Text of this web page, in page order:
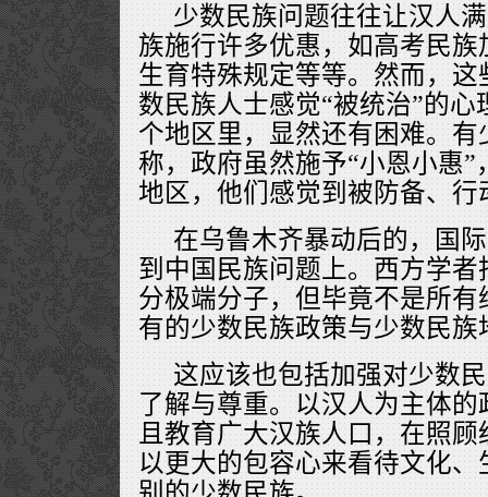
少数民族问题往往让汉人
族施行许多优惠，如高考民
生育特殊规定等等。然而，
数民族人士感觉“被统治”的
个地区里，显然还有困难。
称，政府虽然施予“小恩小惠
地区，他们感觉到被防备、行
在乌鲁木齐暴动后的，国
到中国民族问题上。西方学
分极端分子，但毕竟不是所
有的少数民族政策与少数民
这应该也包括加强对少数
了解与尊重。以汉人为主体
且教育广大汉族人口，在照
以更大的包容心来看待文化